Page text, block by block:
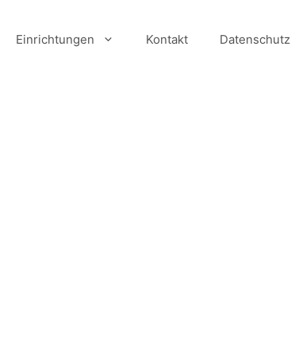
Einrichtungen Kontakt Datenschutz